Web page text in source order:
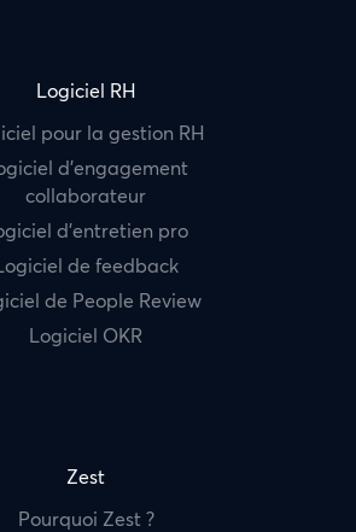
Logiciel RH
pour la gestion RH
d’engagement
collaborateur
d’entretien pro
de feedback
de People Review
Logiciel OKR
Zest
Pourquoi Zest ?